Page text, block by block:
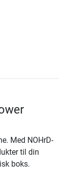
Med NOHrD-
til din
boks.